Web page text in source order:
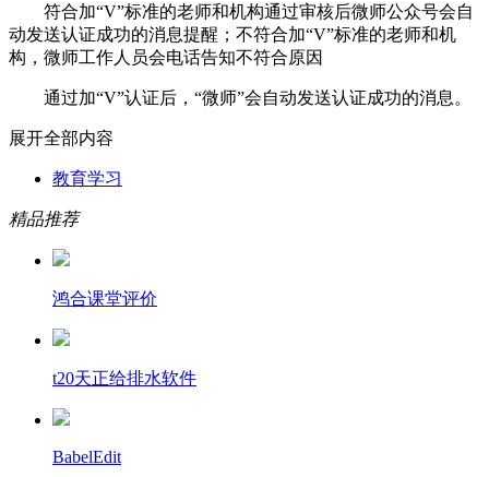
符合加“V”标准的老师和机构通过审核后微师公众号会自
动发送认证成功的消息提醒；不符合加“V”标准的老师和机
构，微师工作人员会电话告知不符合原因
通过加“V”认证后，“微师”会自动发送认证成功的消息。
展开全部内容
教育学习
精品推荐
鸿合课堂评价
t20天正给排水软件
BabelEdit